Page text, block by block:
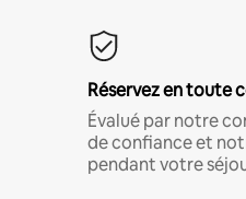
Réservez en toute
Évalué par notre
de confiance et
pendant votre